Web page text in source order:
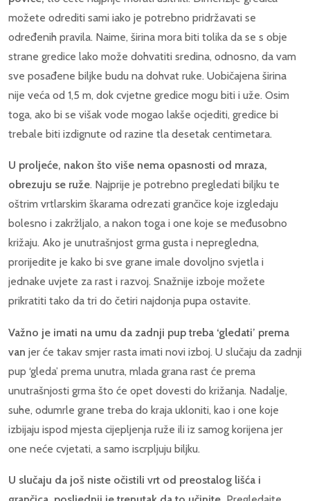
možete odrediti sami iako je potrebno pridržavati se
određenih pravila. Naime, širina mora biti tolika da se s obje
strane gredice lako može dohvatiti sredina, odnosno, da vam
sve posađene biljke budu na dohvat ruke. Uobičajena širina
nije veća od 1,5 m, dok cvjetne gredice mogu biti i uže. Osim
toga, ako bi se višak vode mogao lakše ocjediti, gredice bi
trebale biti izdignute od razine tla desetak centimetara.
U proljeće, nakon što više nema opasnosti od mraza,
obrezuju se ruže. Najprije je potrebno pregledati biljku te
oštrim vrtlarskim škarama odrezati grančice koje izgledaju
bolesno i zakržljalo, a nakon toga i one koje se međusobno
križaju. Ako je unutrašnjost grma gusta i nepregledna,
prorijedite je kako bi sve grane imale dovoljno svjetla i
jednake uvjete za rast i razvoj. Snažnije izboje možete
prikratiti tako da tri do četiri najdonja pupa ostavite.
Važno je imati na umu da zadnji pup treba ‘gledati’ prema
van jer će takav smjer rasta imati novi izboj. U slučaju da zadnji
pup ‘gleda’ prema unutra, mlada grana rast će prema
unutrašnjosti grma što će opet dovesti do križanja. Nadalje,
suhe, odumrle grane treba do kraja ukloniti, kao i one koje
izbijaju ispod mjesta cijepljenja ruže ili iz samog korijena jer
one neće cvjetati, a samo iscrpljuju biljku.
U slučaju da još niste očistili vrt od preostalog lišća i